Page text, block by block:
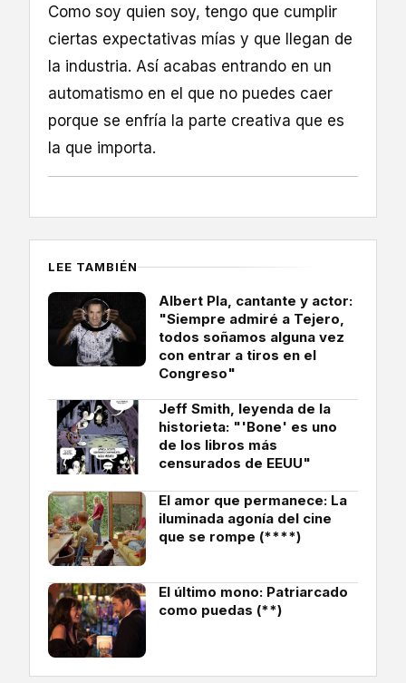
Como soy quien soy, tengo que cumplir
ciertas expectativas mías y que llegan de
la industria. Así acabas entrando en un
automatismo en el que no puedes caer
porque se enfría la parte creativa que es
la que importa.
LEE TAMBIÉN
Albert Pla, cantante y actor:
"Siempre admiré a Tejero,
todos soñamos alguna vez
con entrar a tiros en el
Congreso"
Jeff Smith, leyenda de la
historieta: "'Bone' es uno
de los libros más
censurados de EEUU"
El amor que permanece: La
iluminada agonía del cine
que se rompe (****)
El último mono: Patriarcado
como puedas (**)